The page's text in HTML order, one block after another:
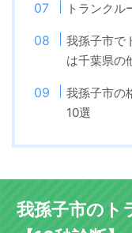
トランク
我孫子市で
は千葉県の
我孫子市の
10選
我孫子市のト